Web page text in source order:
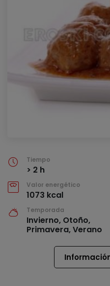
Tiempo
> 2 h
Valor energético
1073 kcal
Temporada
Invierno, Otoño,
Primavera, Verano